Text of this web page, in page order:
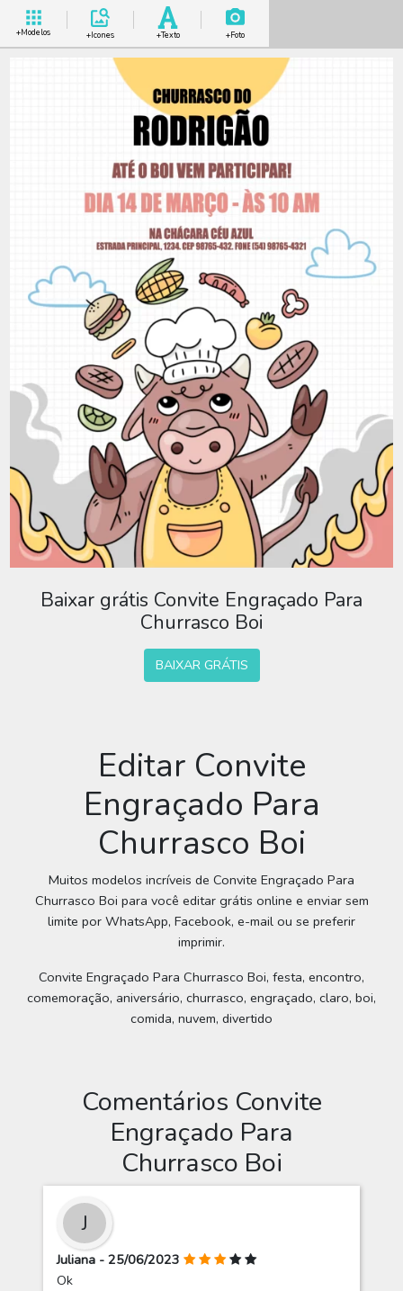
+Modelos +Icones +Texto +Foto
Baixar grátis Convite Engraçado Para
Churrasco Boi
BAIXAR GRÁTIS
Editar Convite
Engraçado Para
Churrasco Boi
Muitos modelos incríveis de Convite Engraçado Para
Churrasco Boi para você editar grátis online e enviar sem
limite por WhatsApp, Facebook, e-mail ou se preferir
imprimir.
Convite Engraçado Para Churrasco Boi, festa, encontro,
comemoração, aniversário, churrasco, engraçado, claro, boi,
comida, nuvem, divertido
Comentários Convite
Engraçado Para
Churrasco Boi
J
Juliana - 25/06/2023
Ok